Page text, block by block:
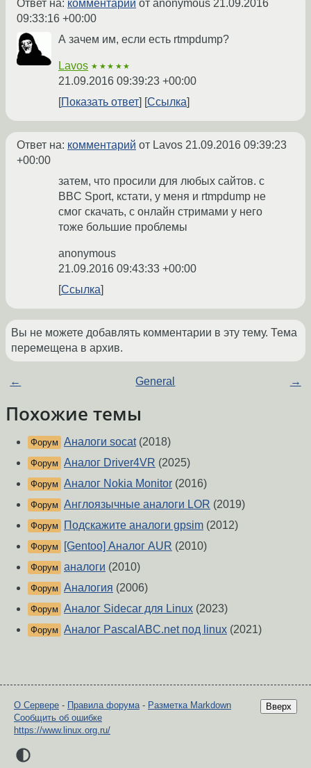
Ответ на: комментарий от anonymous 21.09.2016
09:33:16 +00:00
А зачем им, если есть rtmpdump?
Lavos ★★★★★
21.09.2016 09:39:23 +00:00
Показать ответ
Ссылка
Ответ на: комментарий от Lavos 21.09.2016 09:39:23
+00:00
затем, что просили для любых сайтов. с
BBC Sport, кстати, у меня и rtmpdump не
смог скачать, с онлайн стримами у него
тоже большие проблемы
anonymous
21.09.2016 09:43:33 +00:00
Ссылка
Вы не можете добавлять комментарии в эту тему. Тема
перемещена в архив.
← General →
Похожие темы
Форум Аналоги socat(2018)
Форум Аналог Driver4VR (2025)
Форум Аналог Nokia Monitor (2016)
Форум Англоязычные аналоги LOR (2019)
Форум Подскажите аналоги gpsim (2012)
Форум [Gentoo] Аналог AUR (2010)
Форум аналоги (2010)
Форум Аналогия (2006)
Форум Аналог Sidecar для Linux (2023)
Форум Аналог PascalABC.net под linux (2021)
Вверх
О Сервере - Правила форума- Разметка Markdown
Сообщить об ошибке
https://www.linux.org.ru/